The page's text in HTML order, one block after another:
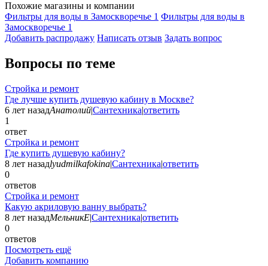
Похожие магазины и компании
Фильтры для воды в Замоскворечье 1 Фильтры для воды в
Замоскворечье 1
Добавить раcпродажу Написать отзыв Задать вопрос
Вопросы по теме
Стройка и ремонт
Где лучше купить душевую кабину в Москве?
6 лет назадАнатолий|Сантехника|ответить
1
ответ
Стройка и ремонт
Где купить душевую кабину?
8 лет назадlyudmilkafokina|Сантехника|ответить
0
ответов
Стройка и ремонт
Какую акриловую ванну выбрать?
8 лет назадМельникЕ|Сантехника|ответить
0
ответов
Посмотреть ещё
Добавить компанию